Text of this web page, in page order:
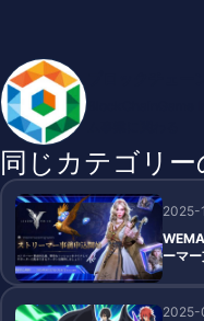
同じカテゴリー
2025-
ーマ